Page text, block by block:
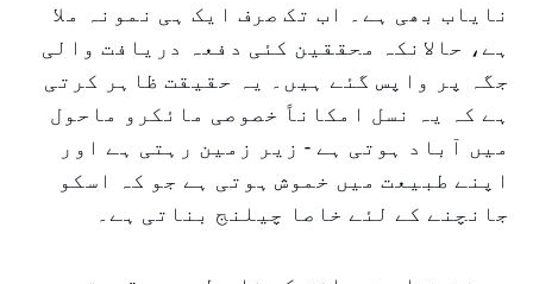
نایاب بھی ہے۔ اب تک صرف ایک ہی نمونہ ملا
ہے، حالانکہ محققین کئی دفعہ دریافت والی
جگہ پر واپس گئے ہیں۔ یہ حقیقت ظاہر کرتی
ہے کہ یہ نسل امکاناً خصوصی مائکرو ماحول
میں آباد ہوتی ہے - زیر زمین رہتی ہے اور
اپنے طبیعت میں خموش ہوتی ہے جو کہ اسکو
جانچنے کے لئے خاصا چیلنج بناتی ہے۔